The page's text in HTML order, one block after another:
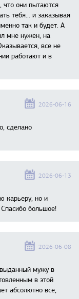
что они пытаются
тебя... и заказывая
так и будет. А
мне нужен, на
все не
работают и в
2026-06-16
сделано
2026-06-13
карьеру, но и
большое!
2026-06-08
мужу в
в этой
абсолютно все,